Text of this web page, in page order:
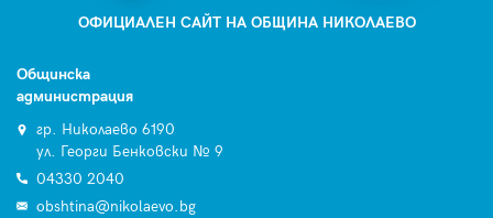
ОФИЦИАЛЕН САЙТ НА ОБЩИНА НИКОЛАЕВО
Общинска
администрация
гр. Николаево 6190
ул. Георги Бенковски № 9
04330 2040
obshtina@nikolaevo.bg